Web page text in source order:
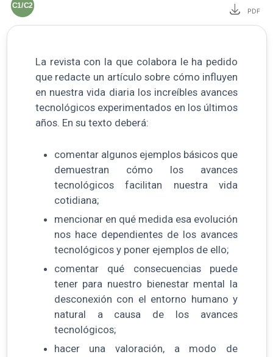
C1/C2
PDF
La revista con la que colabora le ha pedido
que redacte un artículo sobre cómo influyen
en nuestra vida diaria los increíbles avances
tecnológicos experimentados en los últimos
años. En su texto deberá:
comentar algunos ejemplos básicos que
demuestran cómo los avances
tecnológicos facilitan nuestra vida
cotidiana;
mencionar en qué medida esa evolución
nos hace dependientes de los avances
tecnológicos y poner ejemplos de ello;
comentar qué consecuencias puede
tener para nuestro bienestar mental la
desconexión con el entorno humano y
natural a causa de los avances
tecnológicos;
hacer una valoración, a modo de